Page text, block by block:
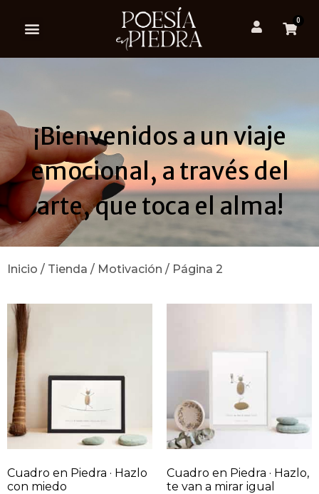
0
¡Bienvenidos a un viaje
emocional, a través del
arte, que toca el alma!
Inicio / Tienda / Motivación / Página 2
Cuadro en Piedra · Hazlo
con miedo
Cuadro en Piedra · Hazlo,
te van a mirar igual